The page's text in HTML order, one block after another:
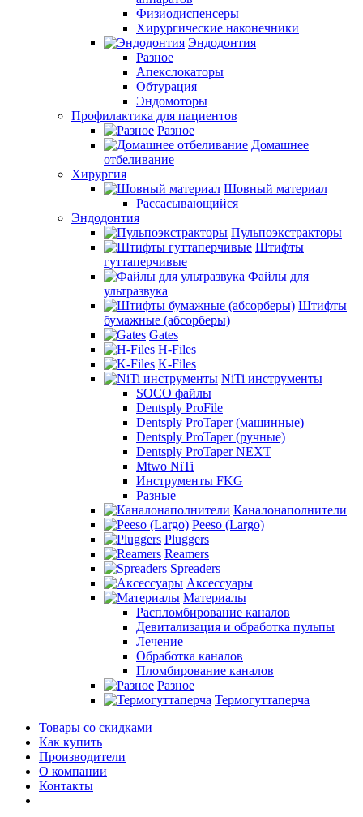
Физиодиспенсеры
Хирургические наконечники
Эндодонтия
Разное
Апекслокаторы
Обтурация
Эндомоторы
Профилактика для пациентов
Разное
Домашнее
отбеливание
Хирургия
Шовный материал
Рассасывающийся
Эндодонтия
Пульпоэкстракторы
Штифты
гуттаперчивые
Файлы для
ультразвука
Штифты
бумажные (абсорберы)
Gates
H-Files
K-Files
NiTi инструменты
SOCO файлы
Dentsply ProFile
Dentsply ProTaper (машинные)
Dentsply ProTaper (ручные)
Dentsply ProTaper NEXT
Mtwo NiTi
Инструменты FKG
Разные
Каналонаполнители
Peeso (Largo)
Pluggers
Reamers
Spreaders
Аксессуары
Материалы
Распломбирование каналов
Девитализация и обработка пульпы
Лечение
Обработка каналов
Пломбирование каналов
Разное
Термогуттаперча
Товары со скидками
Как купить
Производители
О компании
Контакты